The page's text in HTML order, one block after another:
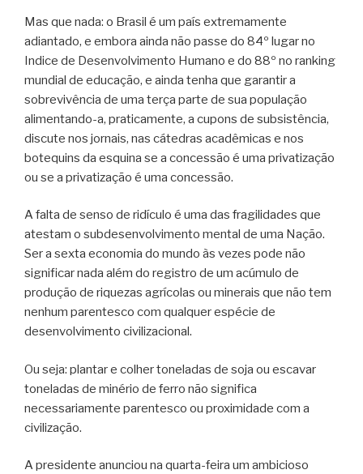
Mas que nada: o Brasil é um país extremamente
adiantado, e embora ainda não passe do 84º lugar no
Indice de Desenvolvimento Humano e do 88º no ranking
mundial de educação, e ainda tenha que garantir a
sobrevivência de uma terça parte de sua população
alimentando-a, praticamente, a cupons de subsistência,
discute nos jornais, nas cátedras acadêmicas e nos
botequins da esquina se a concessão é uma privatização
ou se a privatização é uma concessão.
A falta de senso de ridículo é uma das fragilidades que
atestam o subdesenvolvimento mental de uma Nação.
Ser a sexta economia do mundo às vezes pode não
significar nada além do registro de um acúmulo de
produção de riquezas agrícolas ou minerais que não tem
nenhum parentesco com qualquer espécie de
desenvolvimento civilizacional.
Ou seja: plantar e colher toneladas de soja ou escavar
toneladas de minério de ferro não significa
necessariamente parentesco ou proximidade com a
civilização.
A presidente anunciou na quarta-feira um ambicioso